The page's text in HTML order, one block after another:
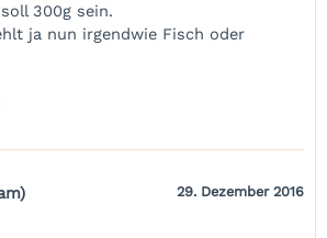
300g sein.
ja nun irgendwie Fisch oder
29. Dezember 2016